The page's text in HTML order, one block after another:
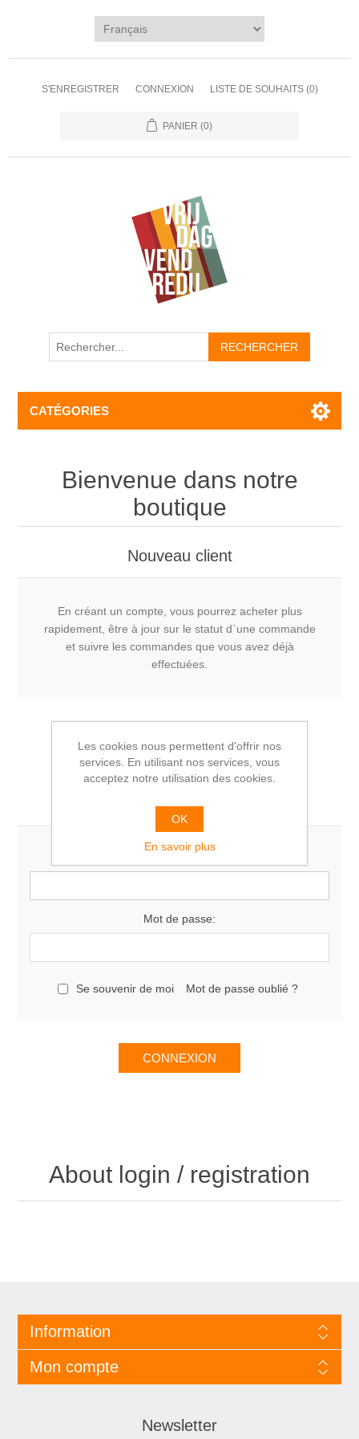
S'ENREGISTRER CONNEXION LISTE DE SOUHAITS (0)
PANIER (0)
CATÉGORIES
Bienvenue dans notre
boutique
Nouveau client
En créant un compte, vous pourrez acheter plus
rapidement, être à jour sur le statut d`une commande
et suivre les commandes que vous avez déjà
effectuées.
Vous êtes déjà client
E-mail:
Mot de passe:
Se souvenir de moi Mot de passe oublié ?
About login / registration
Information
Mon compte
Newsletter
Les cookies nous permettent d'offrir nos
services. En utilisant nos services, vous
acceptez notre utilisation des cookies.
OK
En savoir plus